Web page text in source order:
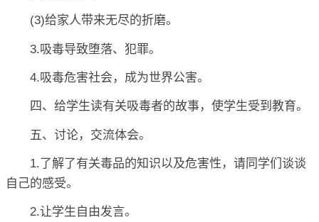
(3)给家人带来无尽的折磨。
3.吸毒导致堕落、犯罪。
4.吸毒危害社会，成为世界公害。
四、给学生读有关吸毒者的故事，使学生受到教育。
五、讨论，交流体会。
1.了解了有关毒品的知识以及危害性，请同学们谈谈
自己的感受。
2.让学生自由发言。